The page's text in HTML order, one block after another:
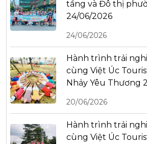
tầng và Đô thị
24/06/2026
24/06/2026
Hành trình trải
cùng Việt Úc
Nhảy Yêu Thương
20/06/2026
Hành trình trải
cùng Việt Úc